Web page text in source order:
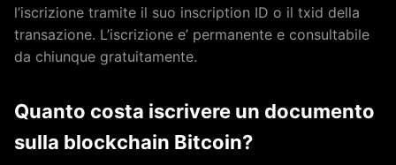
l’iscrizione tramite il suo inscription ID o il txid della
transazione. L’iscrizione e’ permanente e consultabile
da chiunque gratuitamente.
Quanto costa iscrivere un documento
sulla blockchain Bitcoin?